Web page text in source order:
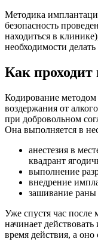
Методика
безопасность
находиться в
необходимости
Как
Кодирование
воздержания от
при добровольном
Она выполняется в
анестезия в
квадрант
выполнение
внедрение
зашивание раны
Уже спустя час после
начинает действовать
время действия, а оно